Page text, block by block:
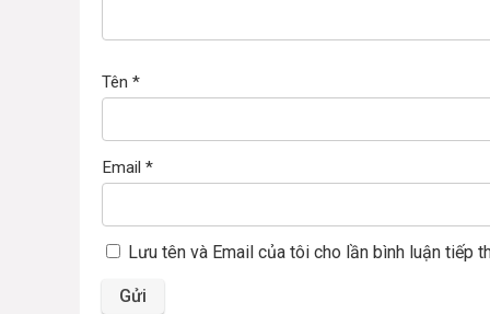
Tên *
Email *
Lưu tên và Email của tôi cho lần bình luận tiếp